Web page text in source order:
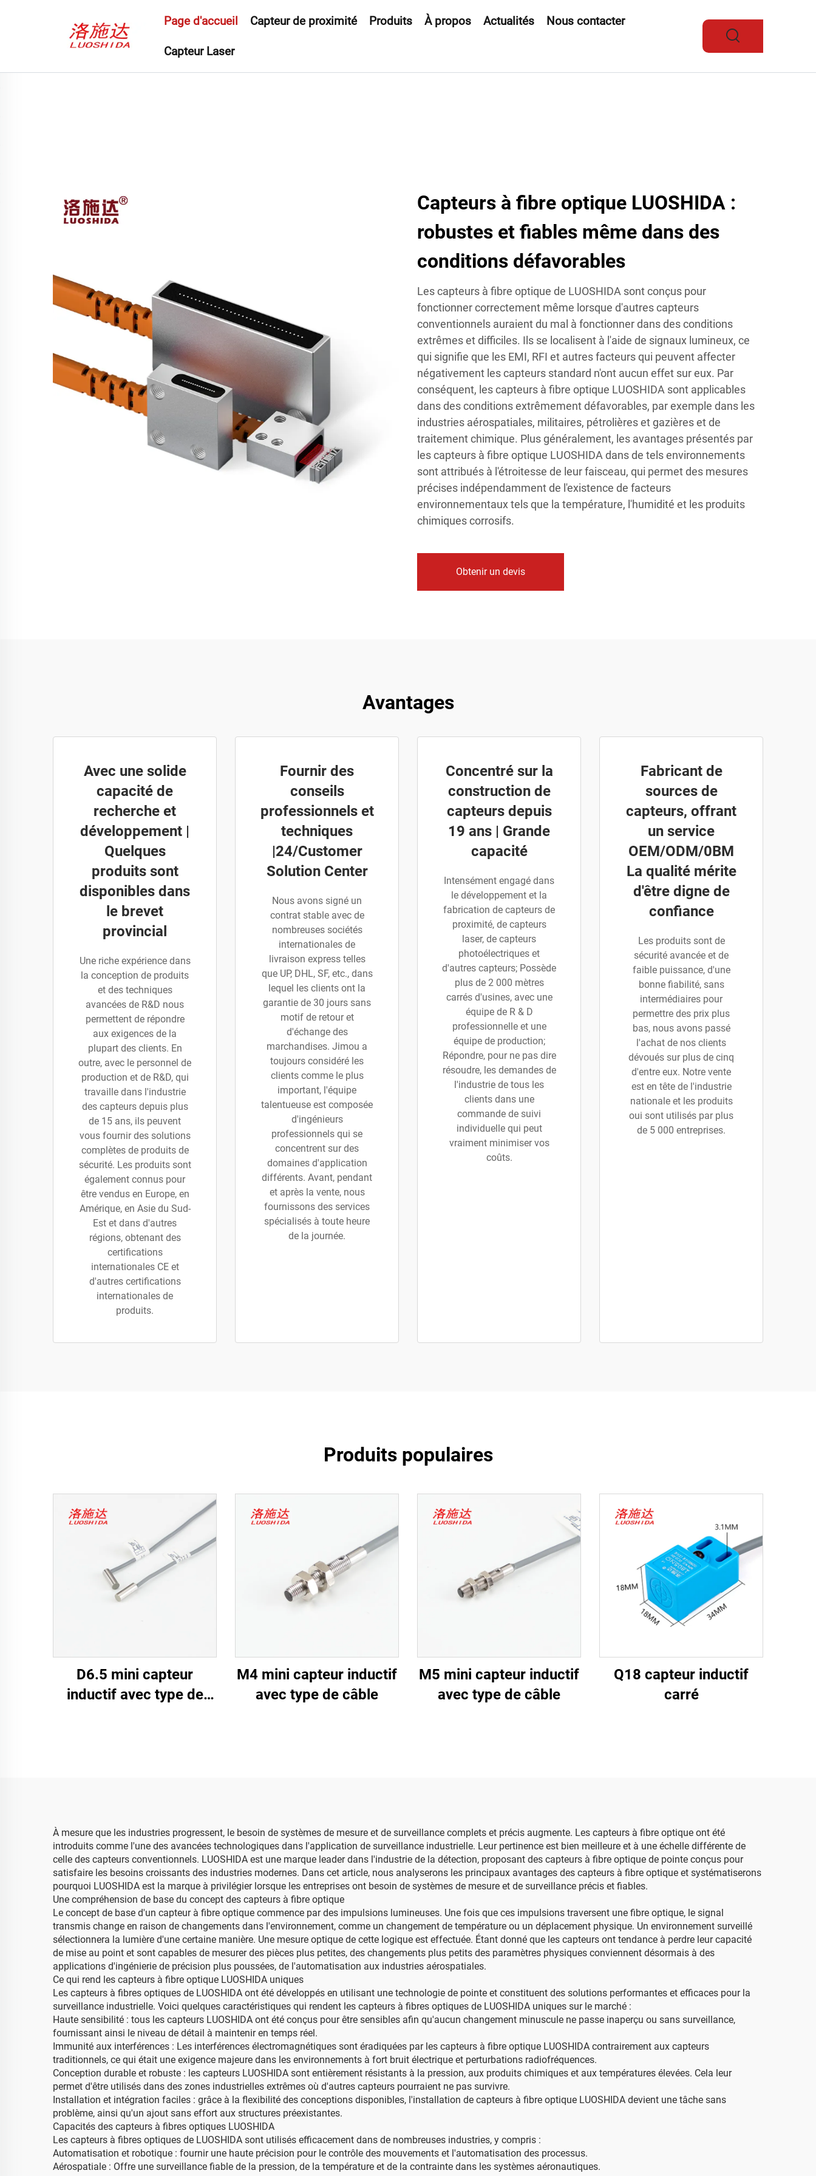
Page d'accueil Capteur de proximité Produits À propos Actualités Nous contacter
Capteur Laser
Capteurs à fibre optique LUOSHIDA :
robustes et fiables même dans des
conditions défavorables
Les capteurs à fibre optique de LUOSHIDA sont conçus pour
fonctionner correctement même lorsque d'autres capteurs
conventionnels auraient du mal à fonctionner dans des conditions
extrêmes et difficiles. Ils se localisent à l'aide de signaux lumineux, ce
qui signifie que les EMI, RFI et autres facteurs qui peuvent affecter
négativement les capteurs standard n'ont aucun effet sur eux. Par
conséquent, les capteurs à fibre optique LUOSHIDA sont applicables
dans des conditions extrêmement défavorables, par exemple dans les
industries aérospatiales, militaires, pétrolières et gazières et de
traitement chimique. Plus généralement, les avantages présentés par
les capteurs à fibre optique LUOSHIDA dans de tels environnements
sont attribués à l'étroitesse de leur faisceau, qui permet des mesures
précises indépendamment de l'existence de facteurs
environnementaux tels que la température, l'humidité et les produits
chimiques corrosifs.
Obtenir un devis
Avantages
Avec une solide
capacité de
recherche et
développement |
Quelques
produits sont
disponibles dans
le brevet
provincial
Une riche expérience dans
la conception de produits
et des techniques
avancées de R&D nous
permettent de répondre
aux exigences de la
plupart des clients. En
outre, avec le personnel de
production et de R&D, qui
travaille dans l'industrie
des capteurs depuis plus
de 15 ans, ils peuvent
vous fournir des solutions
complètes de produits de
sécurité. Les produits sont
également connus pour
être vendus en Europe, en
Amérique, en Asie du Sud-
Est et dans d'autres
régions, obtenant des
certifications
internationales CE et
d'autres certifications
internationales de
produits.
Fournir des
conseils
professionnels et
techniques
|24/Customer
Solution Center
Nous avons signé un
contrat stable avec de
nombreuses sociétés
internationales de
livraison express telles
que UP, DHL, SF, etc., dans
lequel les clients ont la
garantie de 30 jours sans
motif de retour et
d'échange des
marchandises. Jimou a
toujours considéré les
clients comme le plus
important, l'équipe
talentueuse est composée
d'ingénieurs
professionnels qui se
concentrent sur des
domaines d'application
différents. Avant, pendant
et après la vente, nous
fournissons des services
spécialisés à toute heure
de la journée.
Concentré sur la
construction de
capteurs depuis
19 ans | Grande
capacité
Intensément engagé dans
le développement et la
fabrication de capteurs de
proximité, de capteurs
laser, de capteurs
photoélectriques et
d'autres capteurs; Possède
plus de 2 000 mètres
carrés d'usines, avec une
équipe de R & D
professionnelle et une
équipe de production;
Répondre, pour ne pas dire
résoudre, les demandes de
l'industrie de tous les
clients dans une
commande de suivi
individuelle qui peut
vraiment minimiser vos
coûts.
Fabricant de
sources de
capteurs, offrant
un service
OEM/ODM/0BM
La qualité mérite
d'être digne de
confiance
Les produits sont de
sécurité avancée et de
faible puissance, d'une
bonne fiabilité, sans
intermédiaires pour
permettre des prix plus
bas, nous avons passé
l'achat de nos clients
dévoués sur plus de cinq
d'entre eux. Notre vente
est en tête de l'industrie
nationale et les produits
oui sont utilisés par plus
de 5 000 entreprises.
Produits populaires
D6.5 mini capteur
inductif avec type de
M4 mini capteur inductif
avec type de câble
M5 mini capteur inductif
avec type de câble
Q18 capteur inductif
carré
À mesure que les industries progressent, le besoin de systèmes de mesure et de surveillance complets et précis augmente. Les capteurs à fibre optique ont été
introduits comme l'une des avancées technologiques dans l'application de surveillance industrielle. Leur pertinence est bien meilleure et à une échelle différente de
celle des capteurs conventionnels. LUOSHIDA est une marque leader dans l'industrie de la détection, proposant des capteurs à fibre optique de pointe conçus pour
satisfaire les besoins croissants des industries modernes. Dans cet article, nous analyserons les principaux avantages des capteurs à fibre optique et systématiserons
pourquoi LUOSHIDA est la marque à privilégier lorsque les entreprises ont besoin de systèmes de mesure et de surveillance précis et fiables.
Une compréhension de base du concept des capteurs à fibre optique
Le concept de base d'un capteur à fibre optique commence par des impulsions lumineuses. Une fois que ces impulsions traversent une fibre optique, le signal
transmis change en raison de changements dans l'environnement, comme un changement de température ou un déplacement physique. Un environnement surveillé
sélectionnera la lumière d'une certaine manière. Une mesure optique de cette logique est effectuée. Étant donné que les capteurs ont tendance à perdre leur capacité
de mise au point et sont capables de mesurer des pièces plus petites, des changements plus petits des paramètres physiques conviennent désormais à des
applications d'ingénierie de précision plus poussées, de l'automatisation aux industries aérospatiales.
Ce qui rend les capteurs à fibre optique LUOSHIDA uniques
Les capteurs à fibres optiques de LUOSHIDA ont été développés en utilisant une technologie de pointe et constituent des solutions performantes et efficaces pour la
surveillance industrielle. Voici quelques caractéristiques qui rendent les capteurs à fibres optiques de LUOSHIDA uniques sur le marché :
Haute sensibilité : tous les capteurs LUOSHIDA ont été conçus pour être sensibles afin qu'aucun changement minuscule ne passe inaperçu ou sans surveillance,
fournissant ainsi le niveau de détail à maintenir en temps réel.
Immunité aux interférences : Les interférences électromagnétiques sont éradiquées par les capteurs à fibre optique LUOSHIDA contrairement aux capteurs
traditionnels, ce qui était une exigence majeure dans les environnements à fort bruit électrique et perturbations radiofréquences.
Conception durable et robuste : les capteurs LUOSHIDA sont entièrement résistants à la pression, aux produits chimiques et aux températures élevées. Cela leur
permet d'être utilisés dans des zones industrielles extrêmes où d'autres capteurs pourraient ne pas survivre.
Installation et intégration faciles : grâce à la flexibilité des conceptions disponibles, l'installation de capteurs à fibre optique LUOSHIDA devient une tâche sans
problème, ainsi qu'un ajout sans effort aux structures préexistantes.
Capacités des capteurs à fibres optiques LUOSHIDA
Les capteurs à fibres optiques de LUOSHIDA sont utilisés efficacement dans de nombreuses industries, y compris :
Automatisation et robotique : fournir une haute précision pour le contrôle des mouvements et l'automatisation des processus.
Aérospatiale : Offre une surveillance fiable de la pression, de la température et de la contrainte dans les systèmes aéronautiques.